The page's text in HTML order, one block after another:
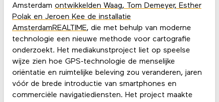
Amsterdam ontwikkelden Waag, Tom Demeyer, Esther
Polak en Jeroen Kee de installatie
AmsterdamREALTIME, die met behulp van moderne
technologie een nieuwe methode voor cartografie
onderzoekt. Het mediakunstproject liet op speelse
wijze zien hoe GPS-technologie de menselijke
oriëntatie en ruimtelijke beleving zou veranderen, jaren
vóór de brede introductie van smartphones en
commerciële navigatiediensten. Het project maakte